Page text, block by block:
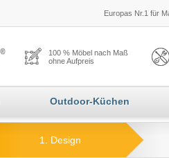
Europas Nr.1 für
100 % Möbel nach Maß
ohne Aufpreis
Outdoor-Küchen
1. Design